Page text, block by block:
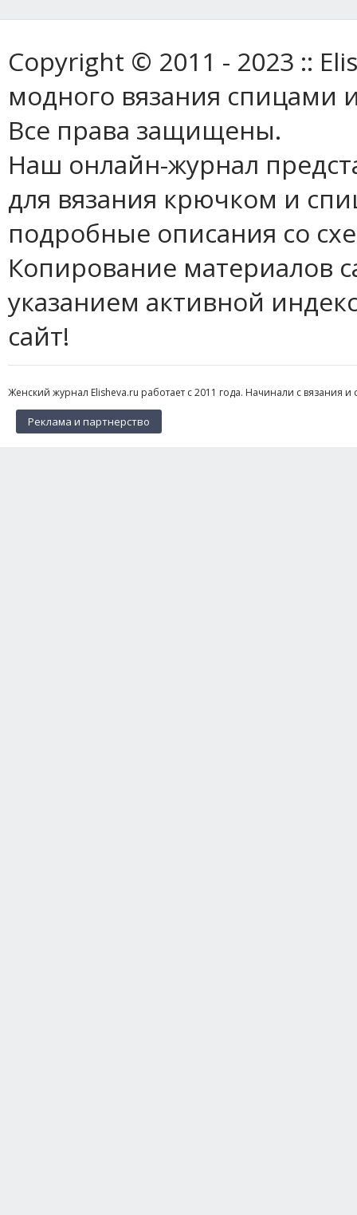
Copyright © 2011 - 2023 ::
модного вязания спицами
Все права защищены.
Наш онлайн-журнал
для вязания крючком и
подробные описания со
Копирование материалов
указанием активной
сайт!
Женский журнал Elisheva.ru работает с 2011 года. Начинали с вязания
Реклама и партнерство